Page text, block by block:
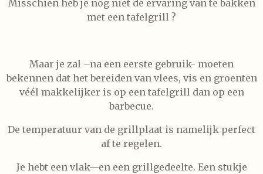
Misschien heb je nog niet de ervaring van te bakken
met een tafelgrill ?
Maar je zal –na een eerste gebruik- moeten
bekennen dat het bereiden van vlees, vis en groenten
véél makkelijker is op een tafelgrill dan op een
barbecue.
De temperatuur van de grillplaat is namelijk perfect
af te regelen.
Je hebt een vlak—en een grillgedeelte. Een stukje